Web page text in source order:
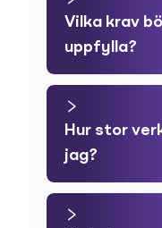
Vilka krav
uppfylla?
Hur stor
jag?